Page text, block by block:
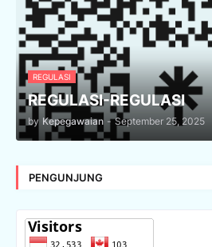
REGULASI
REGULASI-REGULASI
by Kepegawaian - September 25, 2025
PENGUNJUNG